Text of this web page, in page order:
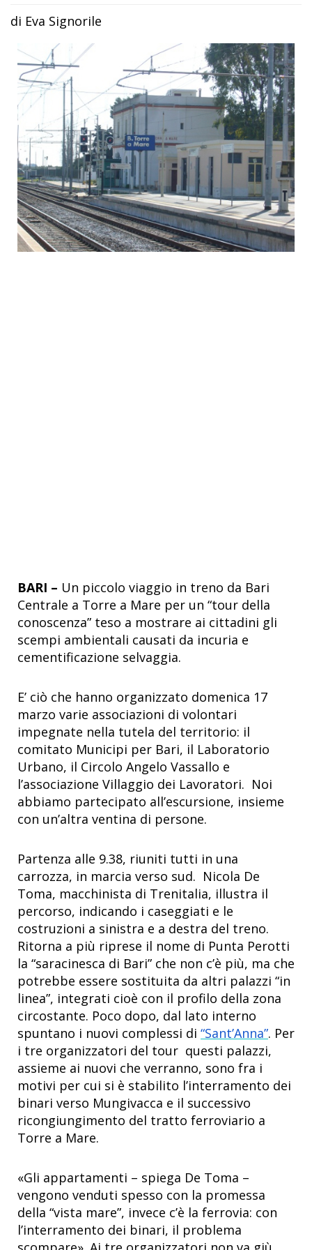
di Eva Signorile
BARI – Un piccolo viaggio in treno da Bari
Centrale a Torre a Mare per un “tour della
conoscenza” teso a mostrare ai cittadini gli
scempi ambientali causati da incuria e
cementificazione selvaggia.
E’ ciò che hanno organizzato domenica 17
marzo varie associazioni di volontari
impegnate nella tutela del territorio: il
comitato Municipi per Bari, il Laboratorio
Urbano, il Circolo Angelo Vassallo e
l’associazione Villaggio dei Lavoratori. Noi
abbiamo partecipato all’escursione, insieme
con un’altra ventina di persone.
Partenza alle 9.38, riuniti tutti in una
carrozza, in marcia verso sud. Nicola De
Toma, macchinista di Trenitalia, illustra il
percorso, indicando i caseggiati e le
costruzioni a sinistra e a destra del treno.
Ritorna a più riprese il nome di Punta Perotti
la “saracinesca di Bari” che non c’è più, ma che
potrebbe essere sostituita da altri palazzi “in
linea”, integrati cioè con il profilo della zona
circostante. Poco dopo, dal lato interno
spuntano i nuovi complessi di “Sant’Anna”. Per
i tre organizzatori del tour questi palazzi,
assieme ai nuovi che verranno, sono fra i
motivi per cui si è stabilito l’interramento dei
binari verso Mungivacca e il successivo
ricongiungimento del tratto ferroviario a
Torre a Mare.
«Gli appartamenti – spiega De Toma –
vengono venduti spesso con la promessa
della “vista mare”, invece c’è la ferrovia: con
l’interramento dei binari, il problema